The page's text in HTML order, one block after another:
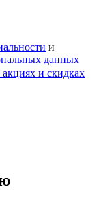
и
данных
и скидках